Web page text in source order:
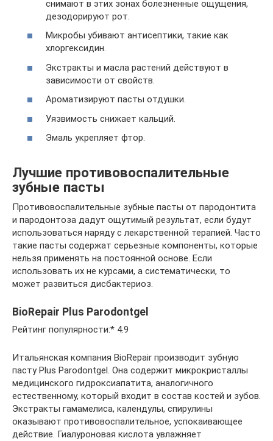
снимают в этих зонах болезненные ощущения,
дезодорируют рот.
Микробы убивают антисептики, такие как
хлоргексидин.
Экстракты и масла растений действуют в
зависимости от свойств.
Ароматизируют пасты отдушки.
Уязвимость снижает кальций.
Эмаль укрепляет фтор.
Лучшие противовоспалительные
зубные пасты
Противовоспалительные зубные пасты от пародонтита
и пародонтоза дадут ощутимый результат, если будут
использоваться наряду с лекарственной терапией. Часто
такие пасты содержат серьезные компоненты, которые
нельзя применять на постоянной основе. Если
использовать их не курсами, а систематически, то
может развиться дисбактериоз.
BioRepair Plus Parodontgel
Рейтинг популярности:* 4.9
Итальянская компания BioRepair производит зубную
пасту Plus Parodontgel. Она содержит микрокристаллы
медицинского гидроксиапатита, аналогичного
естественному, который входит в состав костей и зубов.
Экстракты гамамелиса, календулы, спирулины
оказывают противовоспалительное, успокаивающее
действие. Гиалуроновая кислота увлажняет